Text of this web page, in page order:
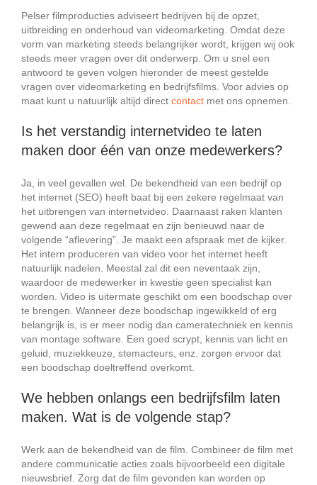
Pelser filmproducties adviseert bedrijven bij de opzet,
uitbreiding en onderhoud van videomarketing. Omdat deze
vorm van marketing steeds belangrijker wordt, krijgen wij ook
steeds meer vragen over dit onderwerp. Om u snel een
antwoord te geven volgen hieronder de meest gestelde
vragen over videomarketing en bedrijfsfilms. Voor advies op
maat kunt u natuurlijk altijd direct contact met ons opnemen.
Is het verstandig internetvideo te laten
maken door één van onze medewerkers?
Ja, in veel gevallen wel. De bekendheid van een bedrijf op
het internet (SEO) heeft baat bij een zekere regelmaat van
het uitbrengen van internetvideo. Daarnaast raken klanten
gewend aan deze regelmaat en zijn benieuwd naar de
volgende “aflevering”. Je maakt een afspraak met de kijker.
Het intern produceren van video voor het internet heeft
natuurlijk nadelen. Meestal zal dit een neventaak zijn,
waardoor de medewerker in kwestie geen specialist kan
worden. Video is uitermate geschikt om een boodschap over
te brengen. Wanneer deze boodschap ingewikkeld of erg
belangrijk is, is er meer nodig dan cameratechniek en kennis
van montage software. Een goed scrypt, kennis van licht en
geluid, muziekkeuze, stemacteurs, enz. zorgen ervoor dat
een boodschap doeltreffend overkomt.
We hebben onlangs een bedrijfsfilm laten
maken. Wat is de volgende stap?
Werk aan de bekendheid van de film. Combineer de film met
andere communicatie acties zoals bijvoorbeeld een digitale
nieuwsbrief. Zorg dat de film gevonden kan worden op